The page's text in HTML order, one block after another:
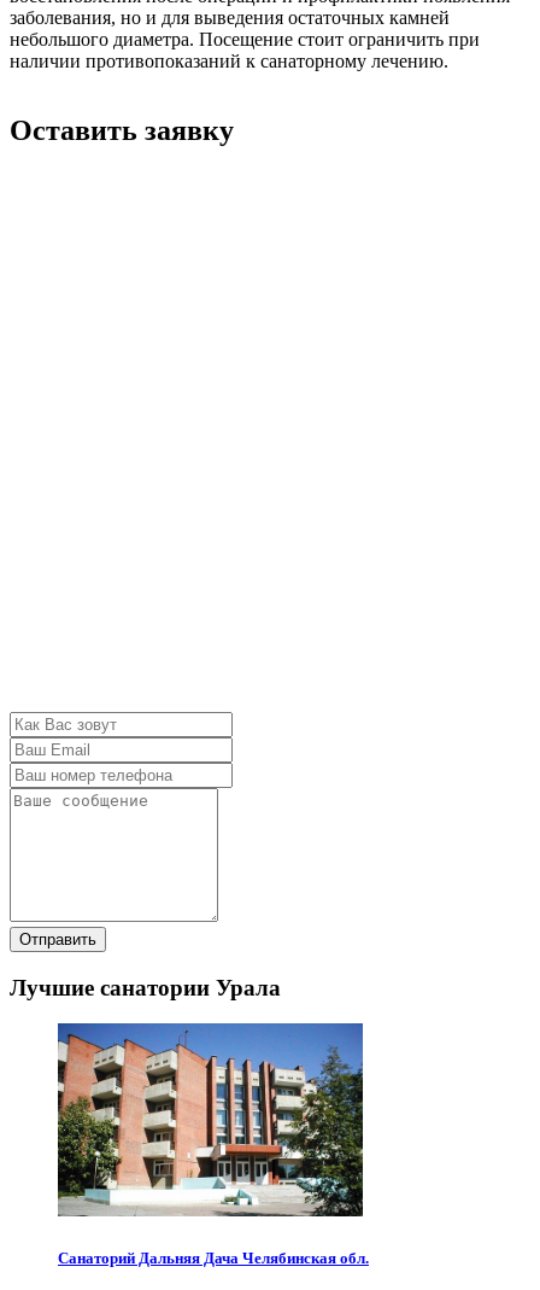
заболевания, но и для выведения остаточных камней
небольшого диаметра. Посещение стоит ограничить при
наличии противопоказаний к санаторному лечению.
Оставить заявку
Отправить
Лучшие санатории Урала
Санаторий Дальняя Дача Челябинская обл.